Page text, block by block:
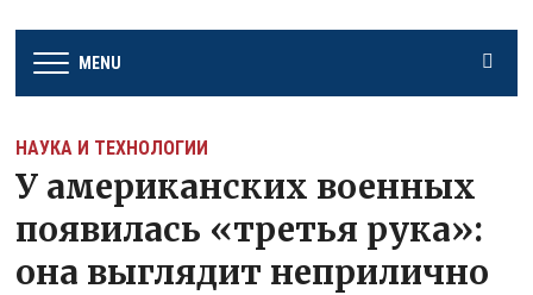
MENU
НАУКА И ТЕХНОЛОГИИ
У американских военных
появилась «третья рука»:
она выглядит неприлично